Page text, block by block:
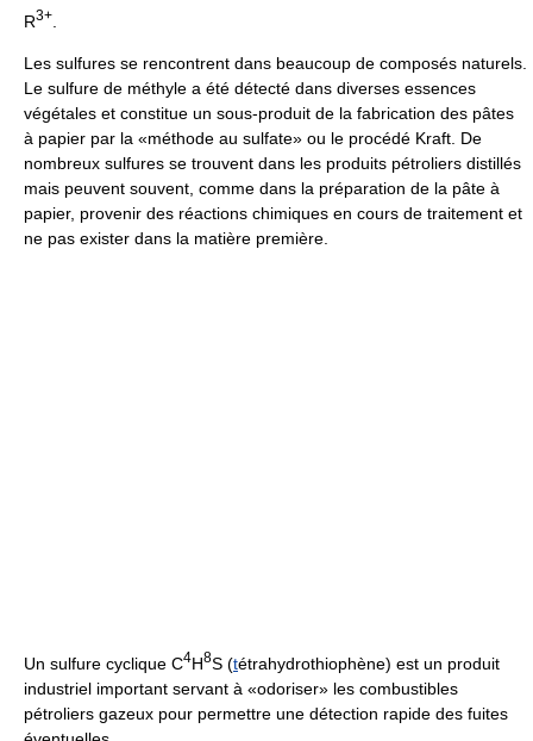
R3+
Les sulfures se rencontrent dans beaucoup de composés naturels.
Le sulfure de méthyle a été détecté dans diverses essences
végétales et constitue un sous-produit de la fabrication des pâtes
à papier par la «méthode au sulfate» ou le procédé Kraft. De
nombreux sulfures se trouvent dans les produits pétroliers distillés
mais peuvent souvent, comme dans la préparation de la pâte à
papier, provenir des réactions chimiques en cours de traitement et
ne pas exister dans la matière première.
Un sulfure cyclique C4H8S (tétrahydrothiophène) est un produit
industriel important servant à «odoriser» les combustibles
pétroliers gazeux pour permettre une détection rapide des fuites